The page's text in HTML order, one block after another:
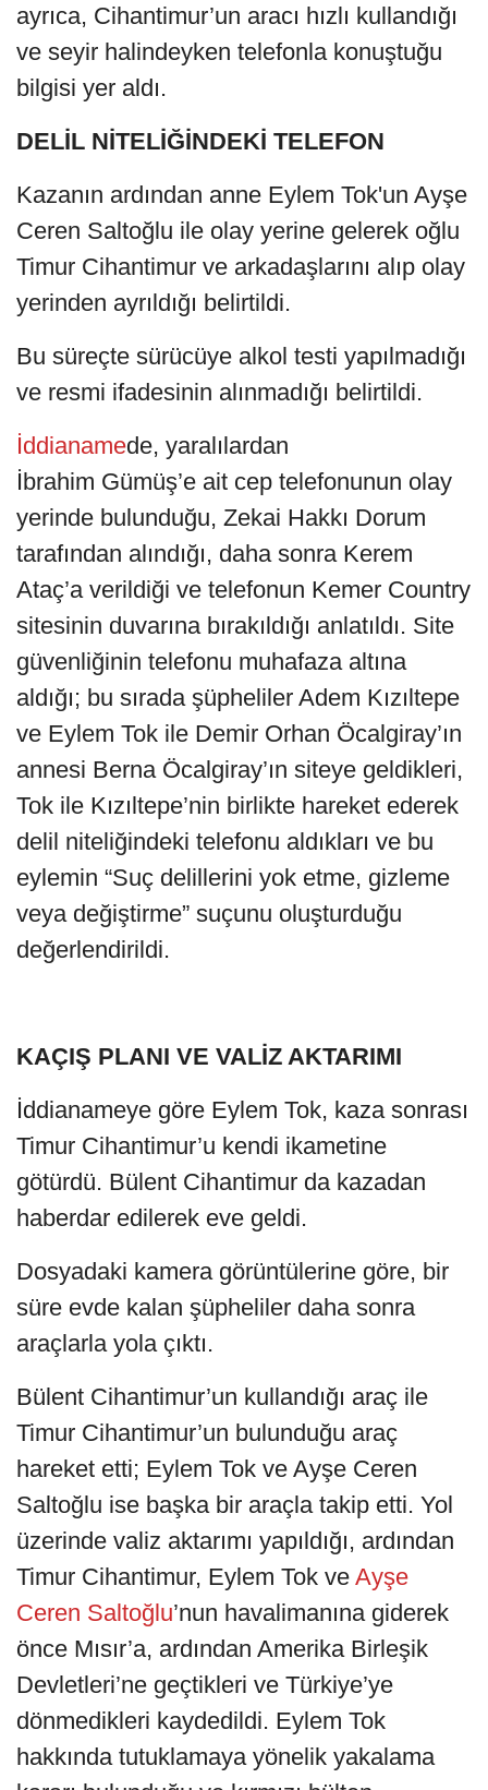
ayrıca, Cihantimur’un aracı hızlı kullandığı
ve seyir halindeyken telefonla konuştuğu
bilgisi yer aldı.
DELİL NİTELİĞİNDEKİ TELEFON
Kazanın ardından anne Eylem Tok'un Ayşe
Ceren Saltoğlu ile olay yerine gelerek oğlu
Timur Cihantimur ve arkadaşlarını alıp olay
yerinden ayrıldığı belirtildi.
Bu süreçte sürücüye alkol testi yapılmadığı
ve resmi ifadesinin alınmadığı belirtildi.
İddianamede, yaralılardan
İbrahim Gümüş’e ait cep telefonunun olay
yerinde bulunduğu, Zekai Hakkı Dorum
tarafından alındığı, daha sonra Kerem
Ataç’a verildiği ve telefonun Kemer Country
sitesinin duvarına bırakıldığı anlatıldı. Site
güvenliğinin telefonu muhafaza altına
aldığı; bu sırada şüpheliler Adem Kızıltepe
ve Eylem Tok ile Demir Orhan Öcalgiray’ın
annesi Berna Öcalgiray’ın siteye geldikleri,
Tok ile Kızıltepe’nin birlikte hareket ederek
delil niteliğindeki telefonu aldıkları ve bu
eylemin “Suç delillerini yok etme, gizleme
veya değiştirme” suçunu oluşturduğu
değerlendirildi.
KAÇIŞ PLANI VE VALİZ AKTARIMI
İddianameye göre Eylem Tok, kaza sonrası
Timur Cihantimur’u kendi ikametine
götürdü. Bülent Cihantimur da kazadan
haberdar edilerek eve geldi.
Dosyadaki kamera görüntülerine göre, bir
süre evde kalan şüpheliler daha sonra
araçlarla yola çıktı.
Bülent Cihantimur’un kullandığı araç ile
Timur Cihantimur’un bulunduğu araç
hareket etti; Eylem Tok ve Ayşe Ceren
Saltoğlu ise başka bir araçla takip etti. Yol
üzerinde valiz aktarımı yapıldığı, ardından
Timur Cihantimur, Eylem Tok ve Ayşe
Ceren Saltoğlu’nun havalimanına giderek
önce Mısır’a, ardından Amerika Birleşik
Devletleri’ne geçtikleri ve Türkiye’ye
dönmedikleri kaydedildi. Eylem Tok
hakkında tutuklamaya yönelik yakalama